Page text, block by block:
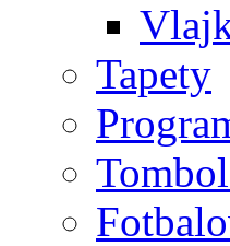
Tapety